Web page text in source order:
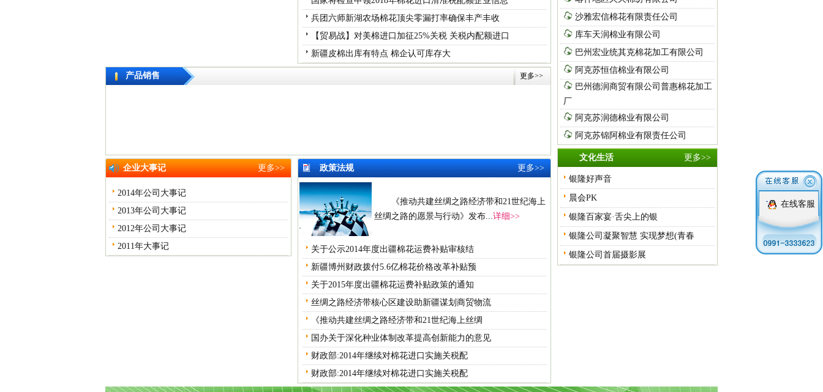
兵团六师新湖农场棉花顶尖零漏打率确保丰产丰收
【贸易战】对美棉进口加征25%关税 关税内配额进口
新疆皮棉出库有特点 棉企认可库存大
产品销售 更多>>
企业大事记 更多>>
2014年公司大事记
2013年公司大事记
2012年公司大事记
2011年大事记
政策法规 更多>>
《推动共建丝绸之路经济带和21世纪海上
丝绸之路的愿景与行动》发布...详细>>
关于公示2014年度出疆棉花运费补贴审核结
新疆博州财政拨付5.6亿棉花价格改革补贴预
关于2015年度出疆棉花运费补贴政策的通知
丝绸之路经济带核心区建设助新疆谋划商贸物流
《推动共建丝绸之路经济带和21世纪海上丝绸
国办关于深化种业体制改革提高创新能力的意见
财政部:2014年继续对棉花进口实施关税配
财政部:2014年继续对棉花进口实施关税配
文化生活 更多>>
银隆好声音
晨会PK
银隆百家宴·舌尖上的银
银隆公司凝聚智慧 实现梦想(青春
银隆公司首届摄影展
在线客服